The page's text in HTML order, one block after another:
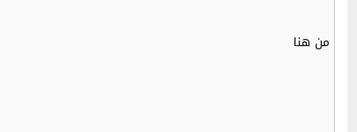
من هنا